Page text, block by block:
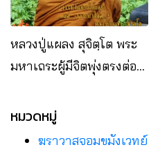
หลวงปู่แผลง สุจิตฺโต พระ
มหาเถระผู้มีจิตพุ่งตรงต่อ
หมวดหมู่
ฆราวาสจอมขมังเวทย์